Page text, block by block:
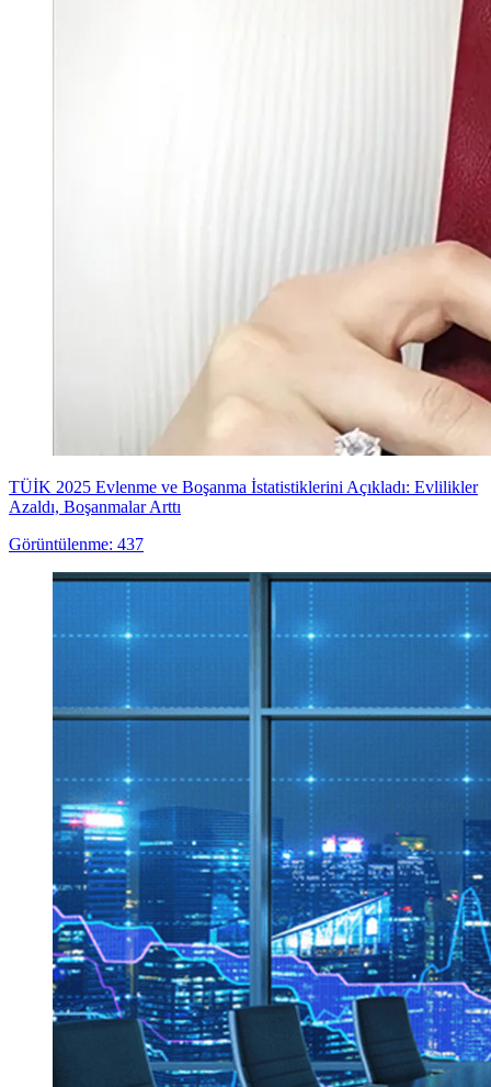
TÜİK 2025 Evlenme ve Boşanma İstatistiklerini Açıkladı: Evlilikler
Azaldı, Boşanmalar Arttı
Görüntülenme: 437